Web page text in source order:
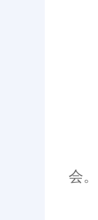
会。